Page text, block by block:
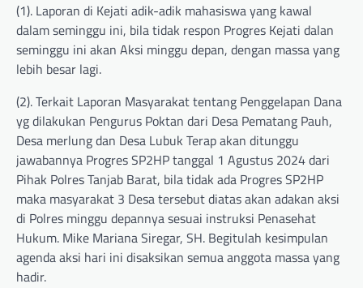
(1). Laporan di Kejati adik-adik mahasiswa yang kawal
dalam seminggu ini, bila tidak respon Progres Kejati dalan
seminggu ini akan Aksi minggu depan, dengan massa yang
lebih besar lagi.
(2). Terkait Laporan Masyarakat tentang Penggelapan Dana
yg dilakukan Pengurus Poktan dari Desa Pematang Pauh,
Desa merlung dan Desa Lubuk Terap akan ditunggu
jawabannya Progres SP2HP tanggal 1 Agustus 2024 dari
Pihak Polres Tanjab Barat, bila tidak ada Progres SP2HP
maka masyarakat 3 Desa tersebut diatas akan adakan aksi
di Polres minggu depannya sesuai instruksi Penasehat
Hukum. Mike Mariana Siregar, SH. Begitulah kesimpulan
agenda aksi hari ini disaksikan semua anggota massa yang
hadir.